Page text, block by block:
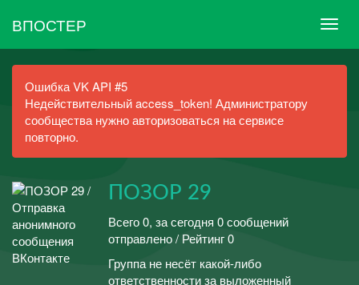
ВПОСТЕР
Ошибка VK API #5
Недействительный access_token! Администратору
сообщества нужно авторизоваться на сервисе
повторно.
ПОЗОР 29
Всего 0, за сегодня 0 сообщений
отправлено / Рейтинг 0
Группа не несёт какой-либо
ответственности за выложенный